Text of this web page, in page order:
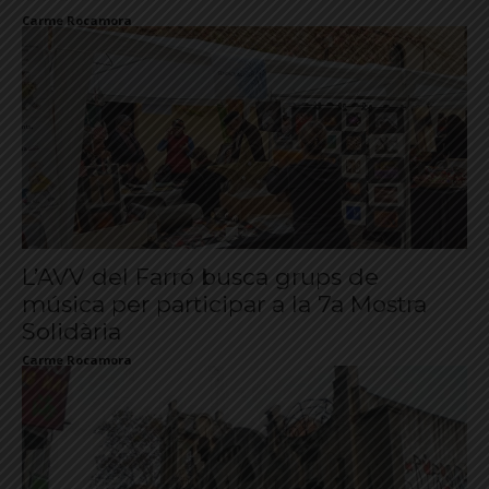
Carme Rocamora
L’AVV del Farró busca grups de
música per participar a la 7a Mostra
Solidària
Carme Rocamora